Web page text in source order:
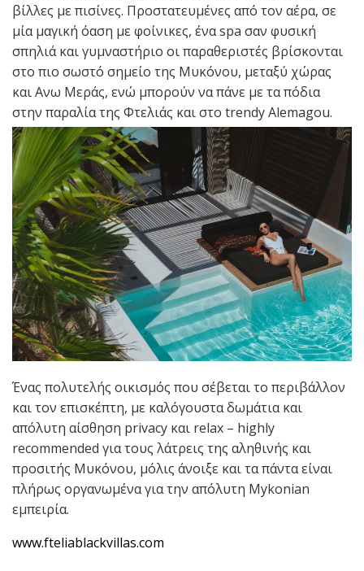
βίλλες με πισίνες. Προστατευμένες από τον αέρα, σε
μία μαγική όαση με φοίνικες, ένα spa σαν φυσική
σπηλιά και γυμναστήριο οι παραθεριστές βρίσκονται
στο πιο σωστό σημείο της Μυκόνου, μεταξύ χώρας
και Ανω Μεράς, ενώ μπορούν να πάνε με τα πόδια
στην παραλία της Φτελιάς και στο trendy Αlemagou.
Ένας πολυτελής οικισμός που σέβεται το περιβάλλον
και τον επισκέπτη, με καλόγουστα δωμάτια και
απόλυτη αίσθηση privacy και relax – highly
recommended για τους λάτρεις της αληθινής και
προσιτής Μυκόνου, μόλις άνοιξε και τα πάντα είναι
πλήρως οργανωμένα για την απόλυτη Mykonian
εμπειρία.
www.fteliablackvillas.com